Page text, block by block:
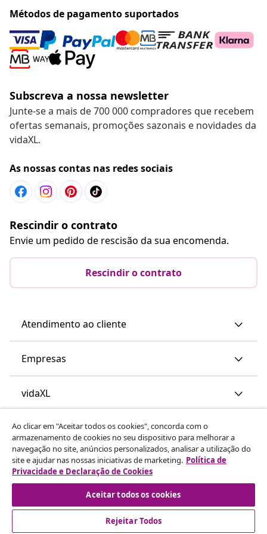
Métodos de pagamento suportados
Subscreva a nossa newsletter
Junte-se a mais de 700 000 compradores que recebem
ofertas semanais, promoções sazonais e novidades da
vidaXL.
As nossas contas nas redes sociais
Rescindir o contrato
Envie um pedido de rescisão da sua encomenda.
Rescindir o contrato
Atendimento ao cliente
Empresas
vidaXL
Descubra mais
© 2008-2026 vidaXL www.vidaxl.pt é um site da vidaXL
Ao clicar em "Aceitar todos os cookies", concorda com o
armazenamento de cookies no seu dispositivo para melhorar a
navegação no site, anúncios personalizados, analisar a utilização do
site e ajudar nas nossas iniciativas de marketing. Política de
Privacidade e Declaração de Cookies
Aceitar todos os cookies
Rejeitar Todos